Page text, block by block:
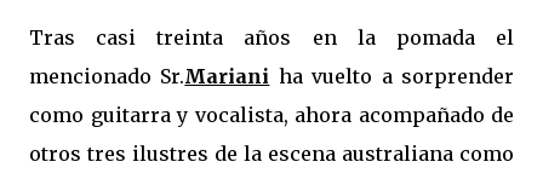
Tras casi treinta años en la pomada el
mencionado Sr.Mariani ha vuelto a sorprender
como guitarra y vocalista, ahora acompañado de
otros tres ilustres de la escena australiana como